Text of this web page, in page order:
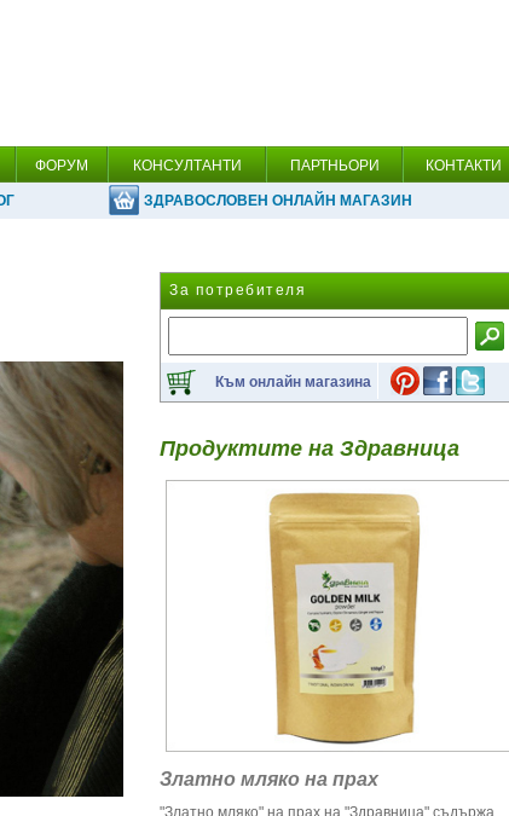
ФОРУМ КОНСУЛТАНТИ ПАРТНЬОРИ КОНТАКТИ
ЗДРАВОСЛОВЕН ОНЛАЙН МАГАЗИН
За потребителя
Към онлайн магазина
Продуктите на Здравница
Златно мляко на прах
"Златно мляко" на прах на "Здравница" съдържа